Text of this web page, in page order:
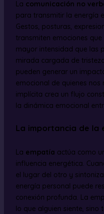
La comunicación no
para transmitir la energía
Gestos, posturas,
transmiten emociones
mayor intensidad que las
mirada cargada de
pueden generar un
emocional de quienes nos
implícita crea un flujo
la dinámica emocional
La importancia de la
La empatía actúa como
influencia energética.
el lugar del otro y
energía personal puede
conexión profunda. La
lo que alguien siente, sino